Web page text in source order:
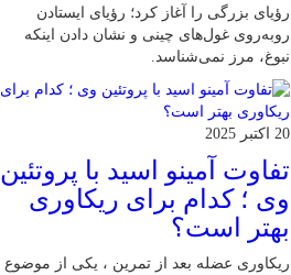
رؤیای بزرگی را آغاز کرد؛ رؤیای ایستادن
روبه‌روی غول‌های چینی و نشان دادن اینکه
نبوغ، مرز نمی‌شناسد.
20 اکتبر 2025
تفاوت آمینو اسید با پروتئین
وی ؛ کدام برای ریکاوری
بهتر است؟
ریکاوری عضله بعد از تمرین ، یکی از موضوع‌